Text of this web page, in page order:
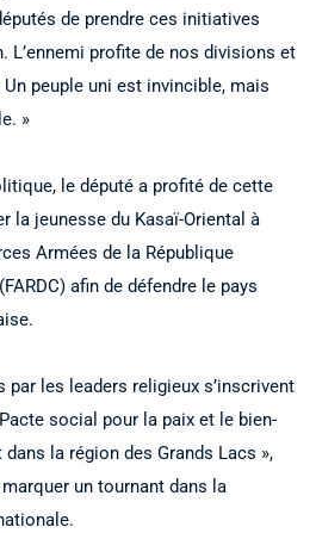
de prendre ces initiatives
L’ennemi profite de nos divisions et
peuple uni est invincible, mais
»
le député a profité de cette
la jeunesse du Kasaï-Oriental à
Armées de la République
afin de défendre le pays
les leaders religieux s’inscrivent
social pour la paix et le bien-
la région des Grands Lacs »,
un tournant dans la